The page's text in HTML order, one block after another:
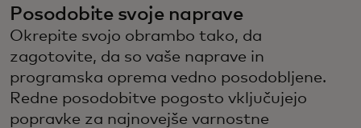
Posodobite svoje naprave
Okrepite svojo obrambo tako, da
zagotovite, da so vaše naprave in
programska oprema vedno posodobljene.
Redne posodobitve pogosto vključujejo
popravke za najnovejše varnostne